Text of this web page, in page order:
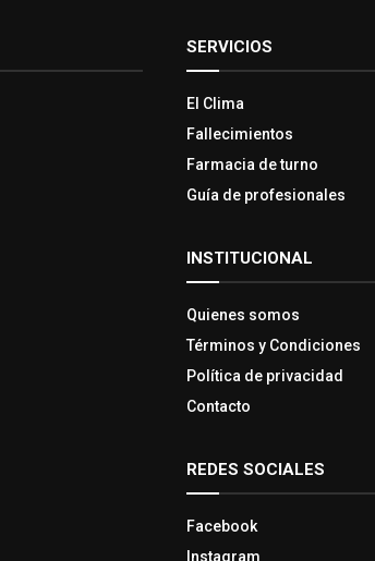
SERVICIOS
El Clima
Fallecimientos
Farmacia de turno
Guía de profesionales
INSTITUCIONAL
Quienes somos
Términos y Condiciones
Política de privacidad
Contacto
REDES SOCIALES
Facebook
Instagram